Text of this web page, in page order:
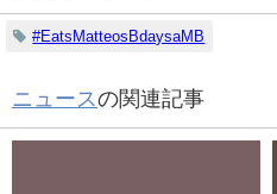
#EatsMatteosBdaysaMB
ニュースの関連記事